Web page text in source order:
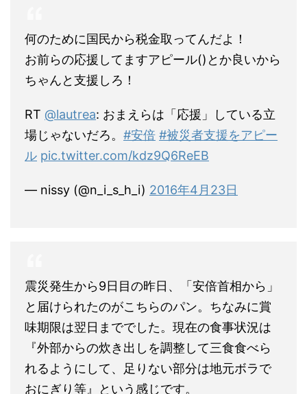
何のために国民から税金取ってんだよ！
お前らの応援してますアピール()とか良いから
ちゃんと支援しろ！
RT @lautrea: おまえらは「応援」している立
場じゃないだろ。 #安倍 #被災者支援をアピー
ル pic.twitter.com/kdz9Q6ReEB
— nissy (@n_i_s_h_i) 2016年4月23日
震災発生から9日目の昨日、「安倍首相から」
と届けられたのがこちらのパン。ちなみに賞
味期限は翌日まででした。現在の食事状況は
『外部からの炊き出しを調整して三食食べら
れるようにして、足りない部分は地元ボラで
おにぎり等』という感じです。